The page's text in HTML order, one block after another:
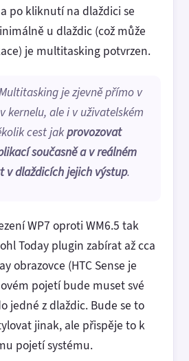
po kliknutí na dlaždici se
u dlaždic (což může
je multitasking potvrzen.
je zjevně přímo v
kernelu, ale i v uživatelském
cest jakprovozovat
současně a v reálném
v dlaždicích jejich výstup.
WP7 oproti WM6.5 tak
Today plugin zabírat až cca
obrazovce (HTC Sense je
pojetí bude muset své
jedné z dlaždic. Bude se to
jinak, ale přispěje to k
pojetí systému.